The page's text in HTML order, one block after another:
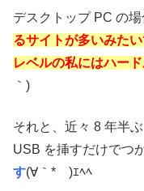
デスクトップ PC の場
るサイトが多いみた
レベルの私にはハー
｀)
それと、近々 8 年半
USB を挿すだけでつ
す(∀｀*ゞ)ｴﾍﾍ